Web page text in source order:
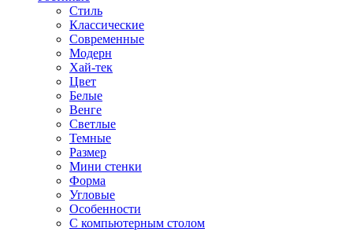
Стиль
Классические
Современные
Модерн
Хай-тек
Цвет
Белые
Венге
Светлые
Темные
Размер
Мини стенки
Форма
Угловые
Особенности
С компьютерным столом